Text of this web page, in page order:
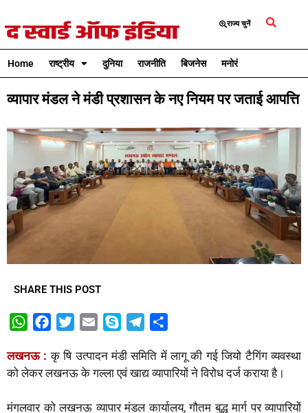
राज्य चुनें
Home राष्ट्रीय दुनिया राजनीति बिजनेस मनोरंजन
व्यापार मंडल ने मंडी प्रशासन के नए नियम पर जताई आपत्ति
SHARE THIS POST
W
a
t
c
e
i
t
a
i
y
p
l
e
a
r
लखनऊ : कृ षि उत्पादन मंडी समिति में लागू की गई जियो टैगिंग व्यवस्था
को लेकर लखनऊ के गल्ला एवं खाद्य व्यापारियों ने विरोध दर्ज कराया है।
मंगलवार को लखनऊ व्यापार मंडल कार्यालय, गौतम बुद्ध मार्ग पर व्यापारियों